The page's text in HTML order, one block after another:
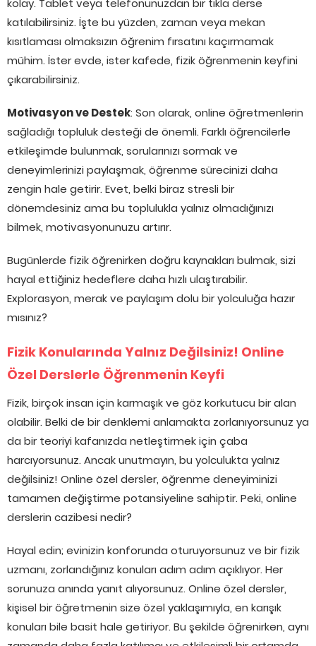
kolay. Tablet veya telefonunuzdan bir tıkla derse
katılabilirsiniz. İşte bu yüzden, zaman veya mekan
kısıtlaması olmaksızın öğrenim fırsatını kaçırmamak
mühim. İster evde, ister kafede, fizik öğrenmenin keyfini
çıkarabilirsiniz.
Motivasyon ve Destek: Son olarak, online öğretmenlerin
sağladığı topluluk desteği de önemli. Farklı öğrencilerle
etkileşimde bulunmak, sorularınızı sormak ve
deneyimlerinizi paylaşmak, öğrenme sürecinizi daha
zengin hale getirir. Evet, belki biraz stresli bir
dönemdesiniz ama bu toplulukla yalnız olmadığınızı
bilmek, motivasyonunuzu artırır.
Bugünlerde fizik öğrenirken doğru kaynakları bulmak, sizi
hayal ettiğiniz hedeflere daha hızlı ulaştırabilir.
Explorasyon, merak ve paylaşım dolu bir yolculuğa hazır
mısınız?
Fizik Konularında Yalnız Değilsiniz! Online
Özel Derslerle Öğrenmenin Keyfi
Fizik, birçok insan için karmaşık ve göz korkutucu bir alan
olabilir. Belki de bir denklemi anlamakta zorlanıyorsunuz ya
da bir teoriyi kafanızda netleştirmek için çaba
harcıyorsunuz. Ancak unutmayın, bu yolculukta yalnız
değilsiniz! Online özel dersler, öğrenme deneyiminizi
tamamen değiştirme potansiyeline sahiptir. Peki, online
derslerin cazibesi nedir?
Hayal edin; evinizin konforunda oturuyorsunuz ve bir fizik
uzmanı, zorlandığınız konuları adım adım açıklıyor. Her
sorunuza anında yanıt alıyorsunuz. Online özel dersler,
kişisel bir öğretmenin size özel yaklaşımıyla, en karışık
konuları bile basit hale getiriyor. Bu şekilde öğrenirken, aynı